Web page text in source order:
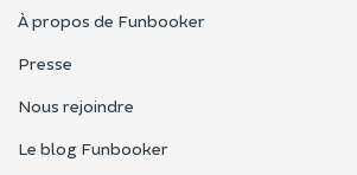
À propos de Funbooker
Presse
Nous rejoindre
Le blog Funbooker